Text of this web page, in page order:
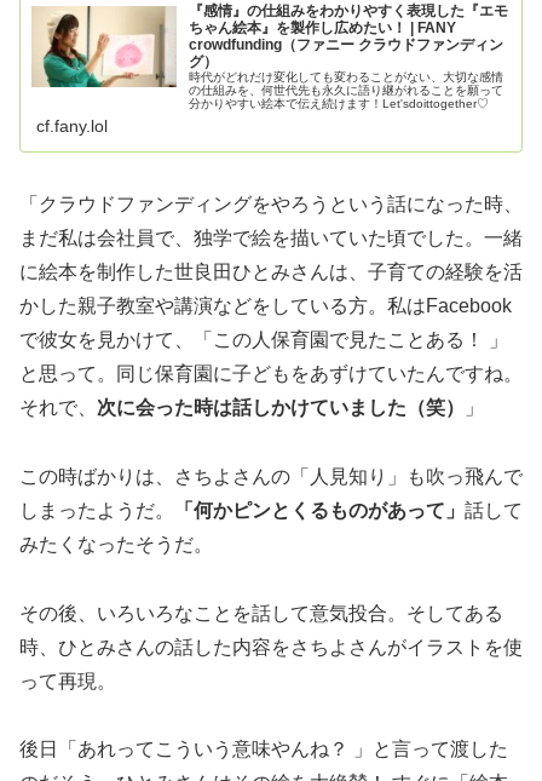
『感情』の仕組みをわかりやすく表現した『エモ
ちゃん絵本』を製作し広めたい！ | FANY
crowdfunding（ファニー クラウドファンディン
グ）
時代がどれだけ変化しても変わることがない、大切な感情
の仕組みを、何世代先も永久に語り継がれることを願って
分かりやすい絵本で伝え続けます！Let'sdoittogether♡
cf.fany.lol
「クラウドファンディングをやろうという話になった時、
まだ私は会社員で、独学で絵を描いていた頃でした。一緒
に絵本を制作した世良田ひとみさんは、子育ての経験を活
かした親子教室や講演などをしている方。私はFacebook
で彼女を見かけて、「この人保育園で見たことある！ 」
と思って。同じ保育園に子どもをあずけていたんですね。
それで、 次に会った時は話しかけていました（笑） 」
この時ばかりは、さちよさんの「人見知り」も吹っ飛んで
しまったようだ。
「何かピンとくるものがあって」 話して
みたくなったそうだ。
その後、いろいろなことを話して意気投合。そしてある
時、ひとみさんの話した内容をさちよさんがイラストを使
って再現。
後日「あれってこういう意味やんね？ 」と言って渡した